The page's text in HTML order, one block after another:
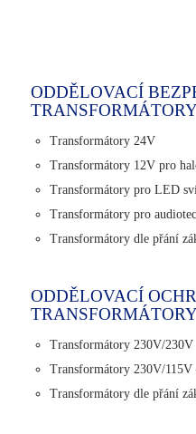
ODDĚLOVACÍ
Transformátory 24V
Transformátory 12V pro
Transformátory pro LED
Transformátory pro
Transformátory dle přání
ODDĚLOVACÍ
Transformátory 230V/230V
Transformátory 230V/
Transformátory dle přání